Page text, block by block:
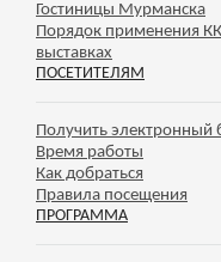
Гостиницы Мурманска
Порядок применения
выставках
ПОСЕТИТЕЛЯМ
Получить электронный
Время работы
Как добраться
Правила посещения
ПРОГРАММА